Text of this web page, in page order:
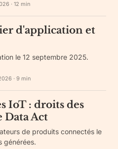
· 12 min
d'application et
le 12 septembre 2025.
· 9 min
IoT : droits des
Data Act
de produits connectés le
générées.